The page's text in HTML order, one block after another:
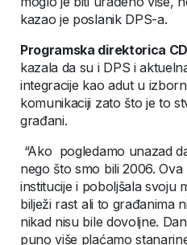
kazao je poslanik DPS-a.
Programska direktorica
kazala da su i DPS i
integracije kao adut u
komunikaciji zato što je to
građani.
“Ako pogledamo unazad
nego što smo bili 2006.
institucije i poboljšala svoju
bilježi rast ali to građanima
nikad nisu bile dovoljne.
puno više plaćamo